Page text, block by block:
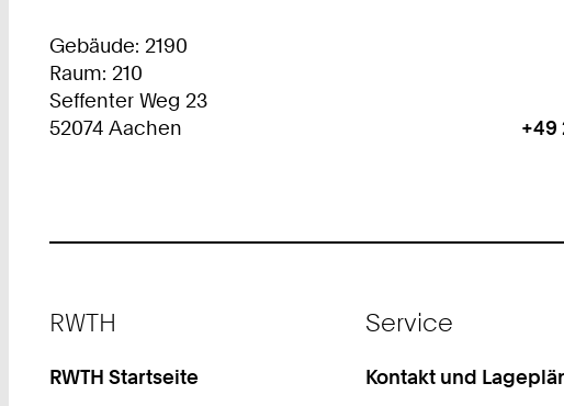
Gebäude: 2190
Raum: 210
Seffenter Weg 23
52074 Aachen
+49
RWTH
RWTH Startseite
Service
Kontakt und